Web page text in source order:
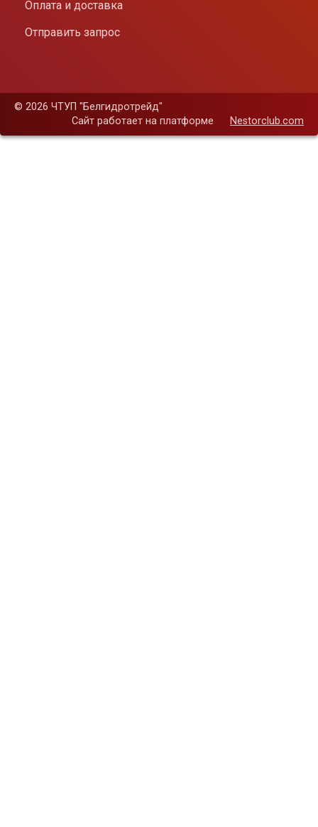
Оплата и доставка
Отправить запрос
© 2026 ЧТУП "Белгидротрейд"
Сайт работает на платформе
Nestorclub.com